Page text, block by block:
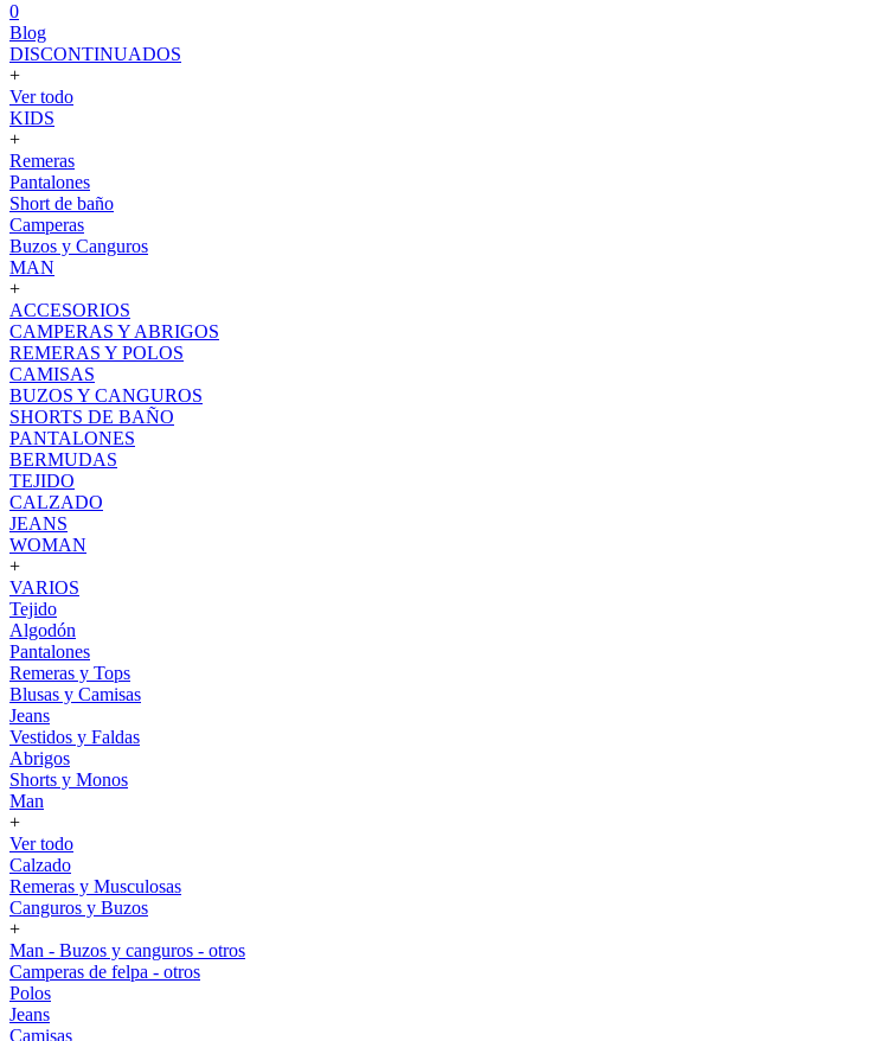
0
Blog
DISCONTINUADOS
+
Ver todo
KIDS
+
Remeras
Pantalones
Short de baño
Camperas
Buzos y Canguros
MAN
+
ACCESORIOS
CAMPERAS Y ABRIGOS
REMERAS Y POLOS
CAMISAS
BUZOS Y CANGUROS
SHORTS DE BAÑO
PANTALONES
BERMUDAS
TEJIDO
CALZADO
JEANS
WOMAN
+
VARIOS
Tejido
Algodón
Pantalones
Remeras y Tops
Blusas y Camisas
Jeans
Vestidos y Faldas
Abrigos
Shorts y Monos
Man
+
Ver todo
Calzado
Remeras y Musculosas
Canguros y Buzos
+
Man - Buzos y canguros - otros
Camperas de felpa - otros
Polos
Jeans
Camisas